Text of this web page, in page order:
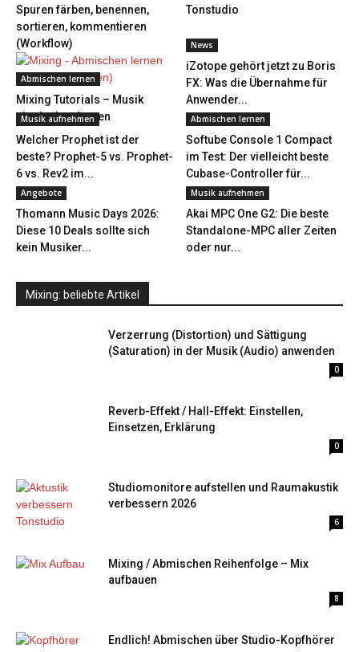
Spuren färben, benennen,
sortieren, kommentieren
(Workflow)
Tonstudio
Abmischen lernen
Mixing Tutorials – Musik
abmischen lernen
News
iZotope gehört jetzt zu Boris
FX: Was die Übernahme für
Anwender...
Musik aufnehmen
Welcher Prophet ist der
beste? Prophet-5 vs. Prophet-
6 vs. Rev2 im...
Abmischen lernen
Softube Console 1 Compact
im Test: Der vielleicht beste
Cubase-Controller für...
Angebote
Thomann Music Days 2026:
Diese 10 Deals sollte sich
kein Musiker...
Musik aufnehmen
Akai MPC One G2: Die beste
Standalone-MPC aller Zeiten
oder nur...
Mixing: beliebte Artikel
Verzerrung (Distortion) und Sättigung
(Saturation) in der Musik (Audio) anwenden
0
Reverb-Effekt / Hall-Effekt: Einstellen,
Einsetzen, Erklärung
0
Studiomonitore aufstellen und Raumakustik
verbessern 2026
6
Mixing / Abmischen Reihenfolge – Mix
aufbauen
8
Endlich! Abmischen über Studio-Kopfhörer